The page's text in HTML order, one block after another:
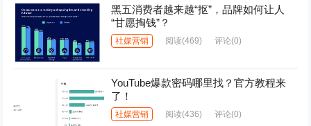
黑五消费者越来越“抠”，品牌如何让人
“甘愿掏钱”？
社媒营销 阅读(469) 评论(0)
YouTube爆款密码哪里找？官方教程来
了！
社媒营销 阅读(436) 评论(0)